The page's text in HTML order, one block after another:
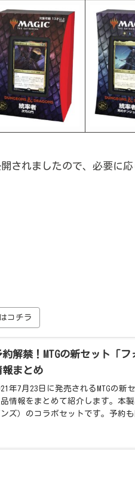
されましたので、必要に
コチラ
約解禁！MTGの新セット「
報まとめ
年7月23日に発売されるMTGの
情報をまとめて紹介します。本
ズ）のコラボセットです。予約